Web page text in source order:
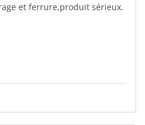
et ferrure,produit sérieux.